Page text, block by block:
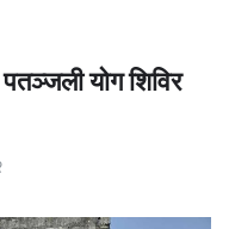
योग शिविर